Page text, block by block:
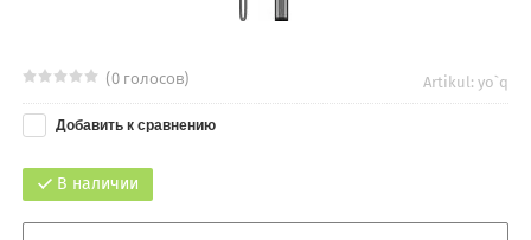
(0 голосов) Artikul: yo`q
Добавить к сравнению
В наличии